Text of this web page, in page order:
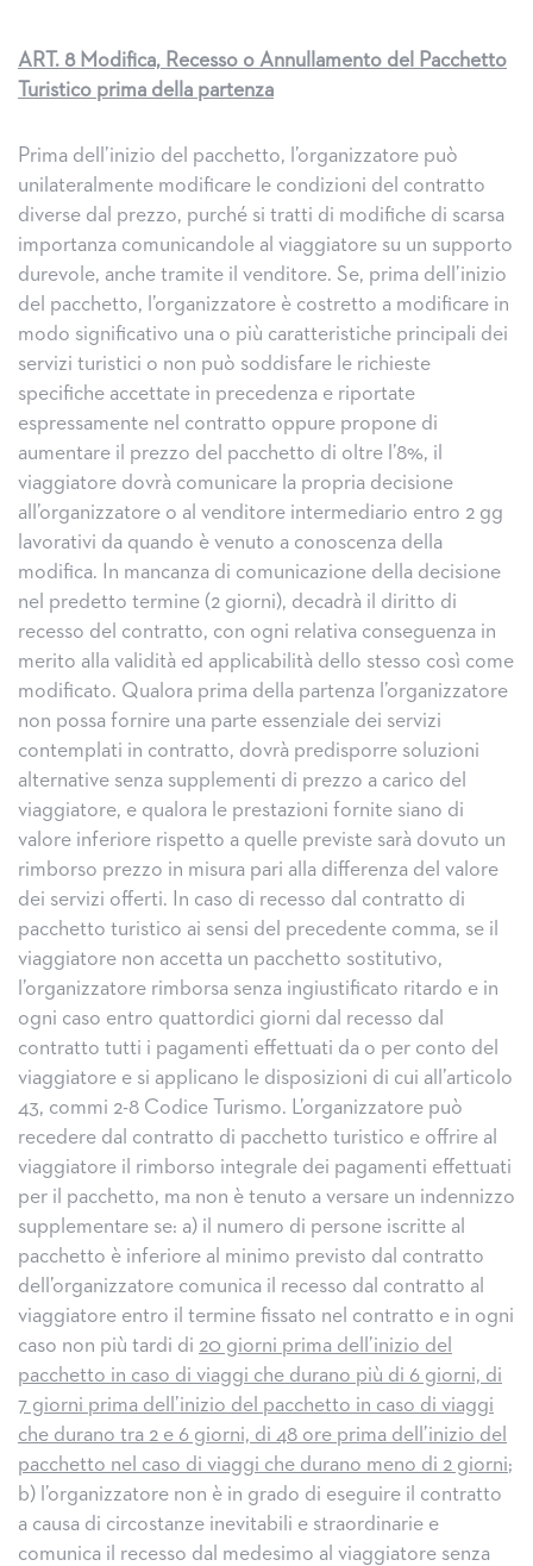
ART. 8 Modifica, Recesso o Annullamento del Pacchetto
Turistico prima della partenza
Prima dell’inizio del pacchetto, l’organizzatore può
unilateralmente modificare le condizioni del contratto
diverse dal prezzo, purché si tratti di modifiche di scarsa
importanza comunicandole al viaggiatore su un supporto
durevole, anche tramite il venditore. Se, prima dell’inizio
del pacchetto, l’organizzatore è costretto a modificare in
modo significativo una o più caratteristiche principali dei
servizi turistici o non può soddisfare le richieste
specifiche accettate in precedenza e riportate
espressamente nel contratto oppure propone di
aumentare il prezzo del pacchetto di oltre l’8%, il
viaggiatore dovrà comunicare la propria decisione
all’organizzatore o al venditore intermediario entro 2 gg
lavorativi da quando è venuto a conoscenza della
modifica. In mancanza di comunicazione della decisione
nel predetto termine (2 giorni), decadrà il diritto di
recesso del contratto, con ogni relativa conseguenza in
merito alla validità ed applicabilità dello stesso così come
modificato. Qualora prima della partenza l’organizzatore
non possa fornire una parte essenziale dei servizi
contemplati in contratto, dovrà predisporre soluzioni
alternative senza supplementi di prezzo a carico del
viaggiatore, e qualora le prestazioni fornite siano di
valore inferiore rispetto a quelle previste sarà dovuto un
rimborso prezzo in misura pari alla differenza del valore
dei servizi offerti. In caso di recesso dal contratto di
pacchetto turistico ai sensi del precedente comma, se il
viaggiatore non accetta un pacchetto sostitutivo,
l’organizzatore rimborsa senza ingiustificato ritardo e in
ogni caso entro quattordici giorni dal recesso dal
contratto tutti i pagamenti effettuati da o per conto del
viaggiatore e si applicano le disposizioni di cui all’articolo
43, commi 2-8 Codice Turismo. L’organizzatore può
recedere dal contratto di pacchetto turistico e offrire al
viaggiatore il rimborso integrale dei pagamenti effettuati
per il pacchetto, ma non è tenuto a versare un indennizzo
supplementare se: a) il numero di persone iscritte al
pacchetto è inferiore al minimo previsto dal contratto
dell’organizzatore comunica il recesso dal contratto al
viaggiatore entro il termine fissato nel contratto e in ogni
caso non più tardi di 20 giorni prima dell’inizio del
pacchetto in caso di viaggi che durano più di 6 giorni, di
7 giorni prima dell’inizio del pacchetto in caso di viaggi
che durano tra 2 e 6 giorni, di 48 ore prima dell’inizio del
pacchetto nel caso di viaggi che durano meno di 2 giorni;
b) l’organizzatore non è in grado di eseguire il contratto
a causa di circostanze inevitabili e straordinarie e
comunica il recesso dal medesimo al viaggiatore senza